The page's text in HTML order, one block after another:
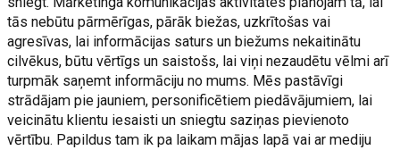
tās nebūtu pārmērīgas, pārāk biežas, uzkrītošas vai
agresīvas, lai informācijas saturs un biežums nekaitinātu
cilvēkus, būtu vērtīgs un saistošs, lai viņi nezaudētu vēlmi arī
turpmāk saņemt informāciju no mums. Mēs pastāvīgi
strādājam pie jauniem, personificētiem piedāvājumiem, lai
veicinātu klientu iesaisti un sniegtu saziņas pievienoto
vērtību. Papildus tam ik pa laikam mājas lapā vai ar mediju